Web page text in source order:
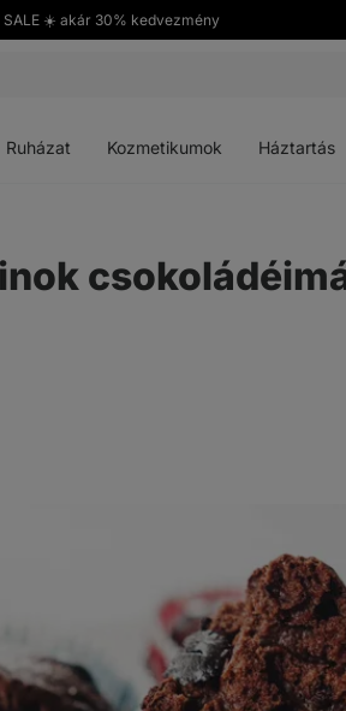
SALE ☀️ akár 30% kedvezmény
Ruházat Kozmetikumok Háztartás